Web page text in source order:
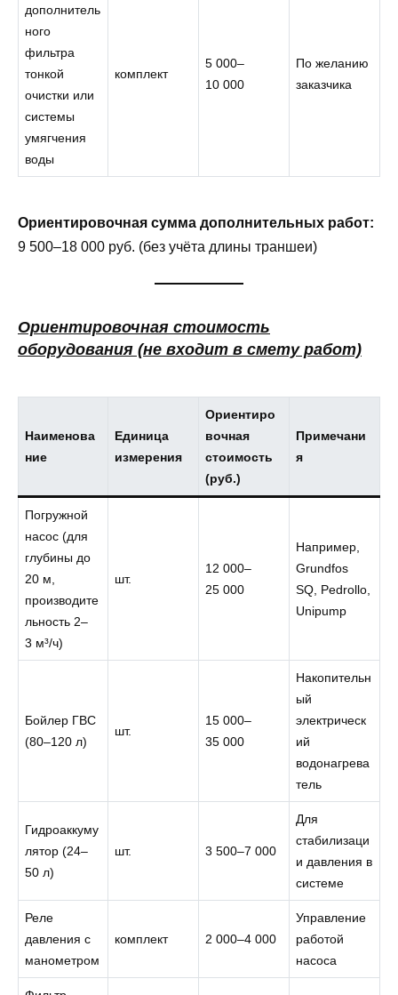
дополнитель
ного
фильтра
тонкой
очистки или
системы
умягчения
воды
комплект
5 000–
10 000
По желанию
заказчика
Ориентировочная сумма дополнительных работ:
9 500–18 000 руб. (без учёта длины траншеи)
Ориентировочная стоимость
оборудования (не входит в смету работ)
Наименова
ние
Единица
измерения
Ориентиро
вочная
стоимость
(руб.)
Примечани
я
Погружной
насос (для
глубины до
20 м,
производите
льность 2–
3 м³/ч)
шт.
12 000–
25 000
Например,
Grundfos
SQ, Pedrollo,
Unipump
Бойлер ГВС
(80–120 л)
шт.
15 000–
35 000
Накопительн
ый
электрическ
ий
водонагрева
тель
Гидроаккуму
лятор (24–
50 л)
шт. 3 500–7 000
Для
стабилизаци
и давления в
системе
Реле
давления с
манометром
комплект 2 000–4 000
Управление
работой
насоса